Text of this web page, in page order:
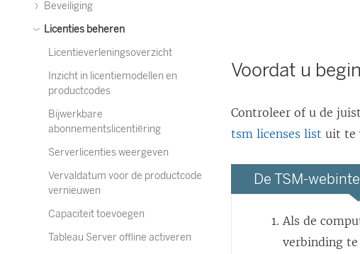
Beveiliging
Licenties beheren
Licentieverleningsoverzicht
Inzicht in licentiemodellen en
productcodes
Bijwerkbare
abonnementslicentiëring
Serverlicenties weergeven
Vervaldatum voor de productcode
vernieuwen
Capaciteit toevoegen
Tableau Server offline activeren
Voordat u
Controleer of u de
tsm licenses list uit te
De TSM-
Als de
verbinding